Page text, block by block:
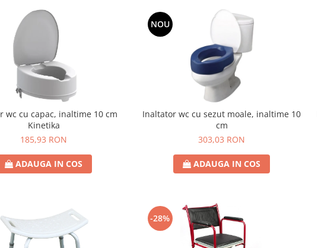
wc cu capac, inaltime 10 cm
Kinetika
185,93 RON
ADAUGA IN COS
NOU
Inaltator wc cu sezut moale, inaltime 10
cm
303,03 RON
ADAUGA IN COS
-28%